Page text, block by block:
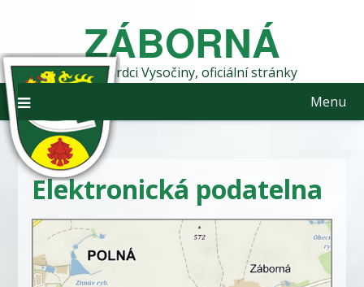
content
ZÁBORNÁ
obec v srdci Vysočiny, oficiální stránky
Menu
Elektronická podatelna